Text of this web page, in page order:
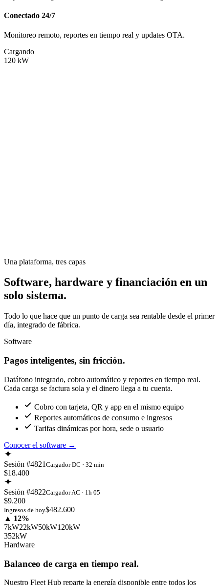
Conectado 24/7
Monitoreo remoto, reportes en tiempo real y updates OTA.
Cargando
120 kW
Una plataforma, tres capas
Software, hardware y financiación en un
solo sistema.
Todo lo que hace que un punto de carga sea rentable desde el primer
día, integrado de fábrica.
Software
Pagos inteligentes, sin fricción.
Datáfono integrado, cobro automático y reportes en tiempo real.
Cada carga se factura sola y el dinero llega a tu cuenta.
Cobro con tarjeta, QR y app en el mismo equipo
Reportes automáticos de consumo e ingresos
Tarifas dinámicas por hora, sede o usuario
Conocer el software →
Sesión #4821 Cargador DC · 32 min
$18.400
Sesión #4822Cargador AC · 1h 05
$9.200
Ingresos de hoy$482.600
▲ 12%
7kW22kW50kW120kW
352kW
Hardware
Balanceo de carga en tiempo real.
Nuestro Fleet Hub reparte la energía disponible entre todos los